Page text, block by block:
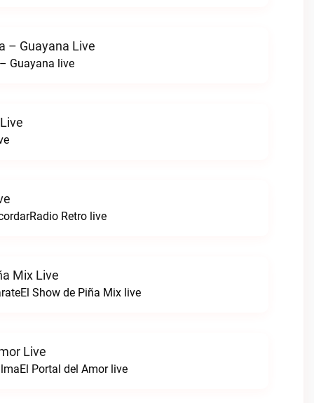
– Guayana Live
Guayana live
Retro live
Mix Live
Show de Piña Mix live
Live
Portal del Amor live